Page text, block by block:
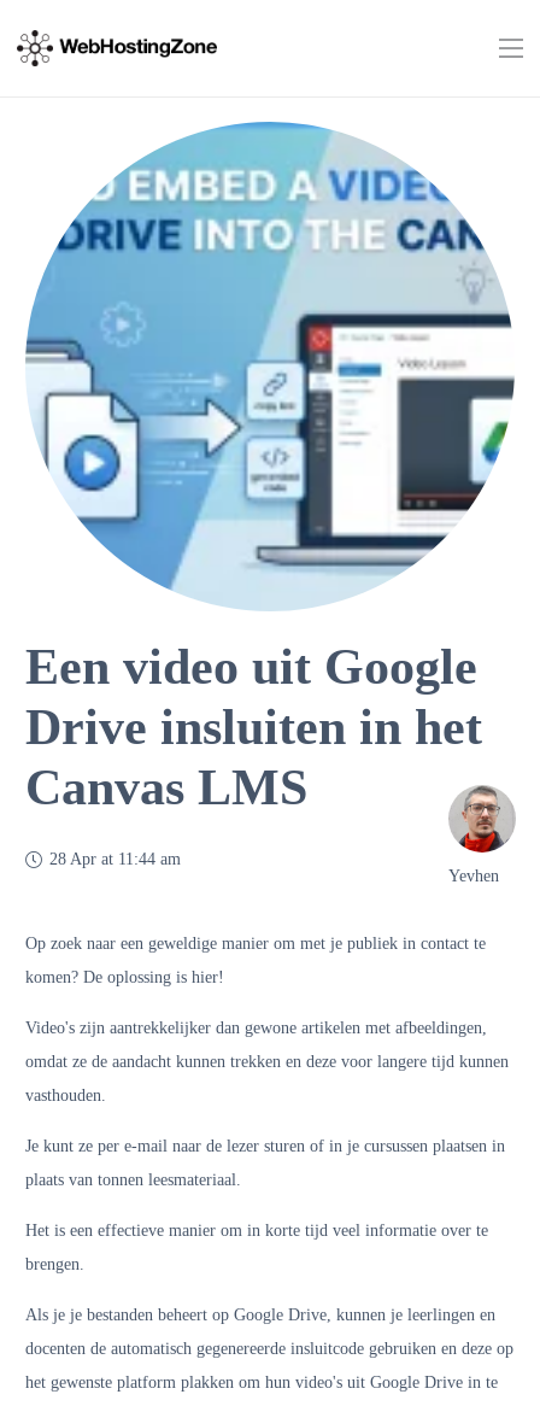
Een video uit Google
Drive insluiten in het
Canvas LMS
28 Apr at 11:44 am
Yevhen
Op zoek naar een geweldige manier om met je publiek in contact te
komen? De oplossing is hier!
Video's zijn aantrekkelijker dan gewone artikelen met afbeeldingen,
omdat ze de aandacht kunnen trekken en deze voor langere tijd kunnen
vasthouden.
Je kunt ze per e-mail naar de lezer sturen of in je cursussen plaatsen in
plaats van tonnen leesmateriaal.
Het is een effectieve manier om in korte tijd veel informatie over te
brengen.
Als je je bestanden beheert op Google Drive, kunnen je leerlingen en
docenten de automatisch gegenereerde insluitcode gebruiken en deze op
het gewenste platform plakken om hun video's uit Google Drive in te